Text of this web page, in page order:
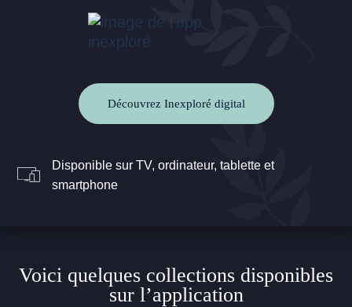
Découvrez Inexploré digital
Disponible sur TV, ordinateur, tablette et
smartphone
Voici quelques collections disponibles
sur l’application